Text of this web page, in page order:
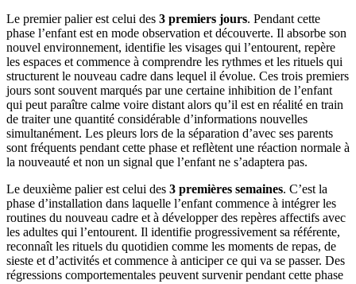
Le premier palier est celui des 3 premiers jours. Pendant cette
phase l’enfant est en mode observation et découverte. Il absorbe son
nouvel environnement, identifie les visages qui l’entourent, repère
les espaces et commence à comprendre les rythmes et les rituels qui
structurent le nouveau cadre dans lequel il évolue. Ces trois premiers
jours sont souvent marqués par une certaine inhibition de l’enfant
qui peut paraître calme voire distant alors qu’il est en réalité en train
de traiter une quantité considérable d’informations nouvelles
simultanément. Les pleurs lors de la séparation d’avec ses parents
sont fréquents pendant cette phase et reflètent une réaction normale à
la nouveauté et non un signal que l’enfant ne s’adaptera pas.
Le deuxième palier est celui des 3 premières semaines. C’est la
phase d’installation dans laquelle l’enfant commence à intégrer les
routines du nouveau cadre et à développer des repères affectifs avec
les adultes qui l’entourent. Il identifie progressivement sa référente,
reconnaît les rituels du quotidien comme les moments de repas, de
sieste et d’activités et commence à anticiper ce qui va se passer. Des
régressions comportementales peuvent survenir pendant cette phase